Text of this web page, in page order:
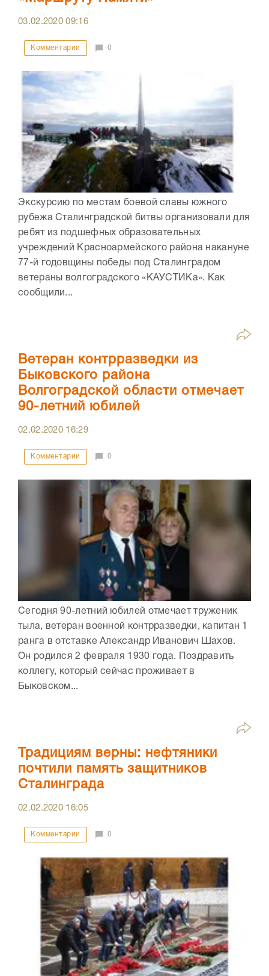
03.02.202009:16
Комментарии 0
Экскурсию по местам боевой славы южного
рубежа Сталинградской битвы организовали для
ребят из подшефных образовательных
учреждений Красноармейского района накануне
77-й годовщины победы под Сталинградом
ветераны волгоградского «КАУСТИКа». Как
сообщили...
Ветеран контрразведки из
Быковского района
Волгоградской области отмечает
90-летний юбилей
02.02.2020 16:29
Комментарии 0
Сегодня 90-летний юбилей отмечает труженик
тыла, ветеран военной контрразведки, капитан 1
ранга в отставке Александр Иванович Шахов.
Он родился 2 февраля 1930 года. Поздравить
коллегу, который сейчас проживает в
Быковском...
Традициям верны: нефтяники
почтили память защитников
Сталинграда
02.02.2020 16:05
Комментарии 0